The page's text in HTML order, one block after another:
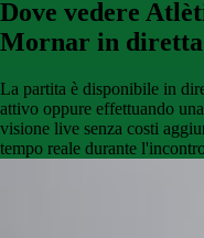
Dove vedere
Mornar in
La partita è disponibile in
attivo oppure effettuando
visione live senza costi
tempo reale durante